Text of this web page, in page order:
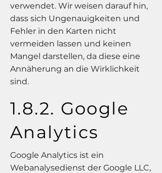
verwendet. Wir weisen darauf hin,
dass sich Ungenauigkeiten und
Fehler in den Karten nicht
vermeiden lassen und keinen
Mangel darstellen, da diese eine
Annäherung an die Wirklichkeit
sind.
1.8.2. Google
Analytics
Google Analytics ist ein
Webanalysedienst der Google LLC,